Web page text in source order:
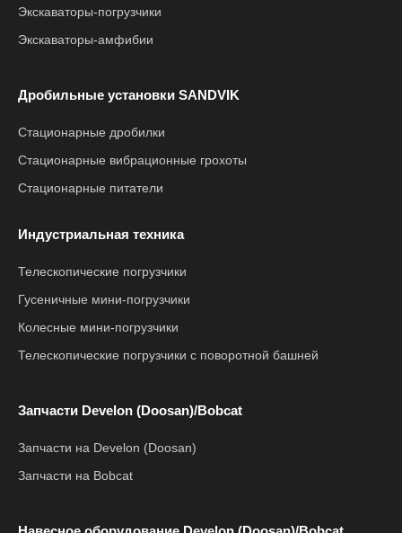
Экскаваторы-погрузчики
Экскаваторы-амфибии
Дробильные установки SANDVIK
Стационарные дробилки
Стационарные вибрационные грохоты
Стационарные питатели
Индустриальная техника
Телескопические погрузчики
Гусеничные мини-погрузчики
Колесные мини-погрузчики
Телескопические погрузчики с поворотной башней
Запчасти Develon (Doosan)/Bobcat
Запчасти на Develon (Doosan)
Запчасти на Bobcat